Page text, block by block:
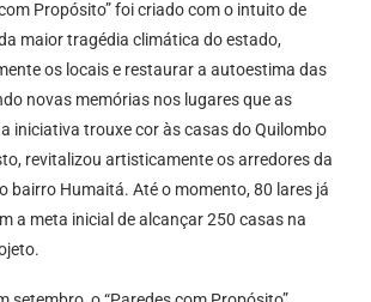
Propósito” foi criado com o intuito de
maior tragédia climática do estado,
os locais e restaurar a autoestima das
novas memórias nos lugares que as
iniciativa trouxe cor às casas do Quilombo
revitalizou artisticamente os arredores da
bairro Humaitá. Até o momento, 80 lares já
a meta inicial de alcançar 250 casas na